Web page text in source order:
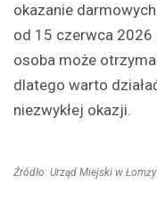
okazanie
od 15 czerwca 2026
osoba może
dlatego warto
niezwykłej okazji.
Źródło: Urząd Miejski w Łomży